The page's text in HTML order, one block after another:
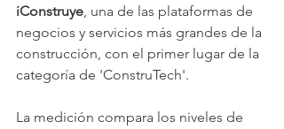
iConstruye, una de las plataformas de
negocios y servicios más grandes de la
construcción, con el primer lugar de la
categoría de 'ConstruTech'.
La medición compara los niveles de